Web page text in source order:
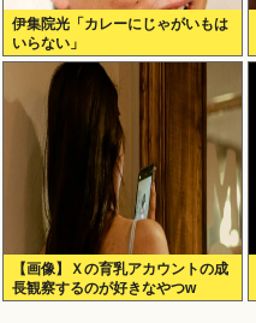
伊集院光「カレーにじゃがいもは
いらない」
【画像】Ｘの育乳アカウントの成
長観察するのが好きなやつw